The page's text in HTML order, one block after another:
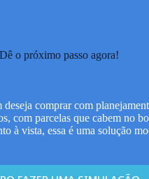
Dê o próximo passo agora!
comprar com
com parcelas que cabem no
à vista, essa é uma solução